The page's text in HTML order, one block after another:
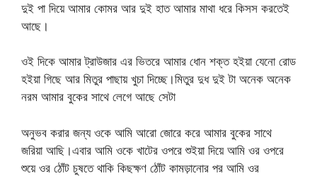
দুই পা দিয়ে আমার কোমর আর দুই হাত আমার মাথা ধরে কিসস করতেই
আছে।
ওই দিকে আমার ট্রাউজার এর ভিতরে আমার ধোন শক্ত হইয়া যেনো রোড
হইয়া গিছে আর মিতুর পাছায় খুচা দিচ্ছে।মিতুর দুধ দুই টা অনেক অনেক
নরম আমার বুকের সাথে লেগে আছে সেটা
অনুভব করার জন্য ওকে আমি আরো জোরে করে আমার বুকের সাথে
জরিয়া আছি।এবার আমি ওকে খাটের ওপরে শুইয়া দিয়ে আমি ওর ওপরে
শুয়ে ওর ঠোঁট চুষতে থাকি কিছক্ষণ ঠোঁট কামড়ানোর পর আমি ওর